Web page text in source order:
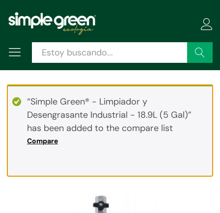
Buscar
Compare
“Simple Green® - Limpiador y
Desengrasante Industrial - 18.9L (5 Gal)”
has been added to the compare list